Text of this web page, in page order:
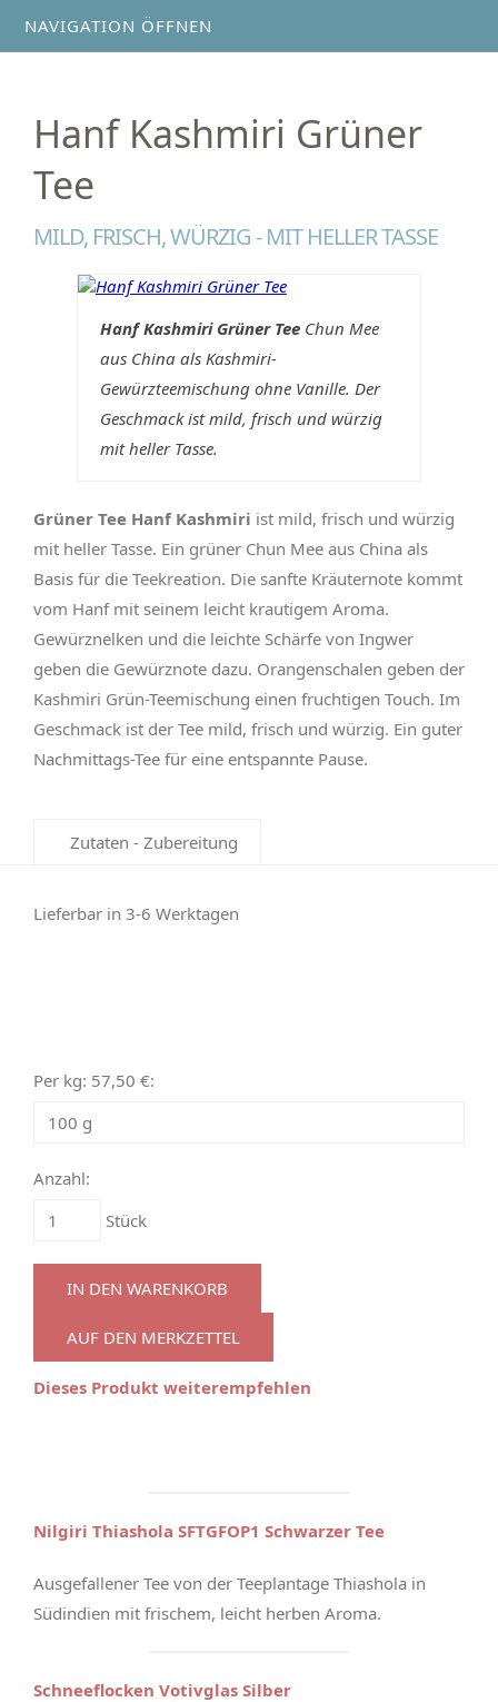
NAVIGATION ÖFFNEN
Hanf Kashmiri Grüner
Tee
MILD, FRISCH, WÜRZIG - MIT HELLER TASSE
Hanf Kashmiri Grüner TeeChun Mee
aus China als Kashmiri-
Gewürzteemischung ohne Vanille. Der
Geschmack ist mild, frisch und würzig
mit heller Tasse.
Grüner Tee Hanf Kashmiri ist mild, frisch und würzig
mit heller Tasse. Ein grüner Chun Mee aus China als
Basis für die Teekreation. Die sanfte Kräuternote kommt
vom Hanf mit seinem leicht krautigem Aroma.
Gewürznelken und die leichte Schärfe von Ingwer
geben die Gewürznote dazu. Orangenschalen geben der
Kashmiri Grün-Teemischung einen fruchtigen Touch. Im
Geschmack ist der Tee mild, frisch und würzig. Ein guter
Nachmittags-Tee für eine entspannte Pause.
Zutaten - Zubereitung
Lieferbar in 3-6 Werktagen
Per kg: 57,50 €:
Anzahl:
Stück
IN DEN WARENKORB
AUF DEN MERKZETTEL
Dieses Produkt weiterempfehlen
Nilgiri Thiashola SFTGFOP1 Schwarzer Tee
Ausgefallener Tee von der Teeplantage Thiashola in
Südindien mit frischem, leicht herben Aroma.
Schneeflocken Votivglas Silber